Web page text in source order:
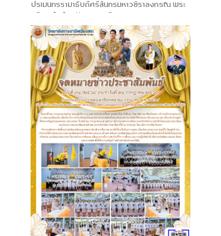
ปรเมนทรรามาธิบดีศรีสินทรมหาวชิราลงกรณ พระ
วชิรเกล้าเจ้าอยู่หัว ทรงเจริญพระชนมพรรษา 74
พรรษา 28 กรกฎาคม พ.ศ. 2569